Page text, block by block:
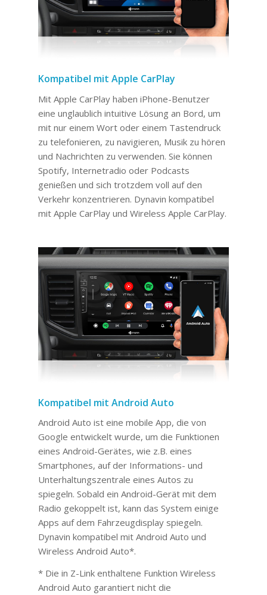
Kompatibel mit Apple CarPlay
Mit Apple CarPlay haben iPhone-Benutzer
eine unglaublich intuitive Lösung an Bord, um
mit nur einem Wort oder einem Tastendruck
zu telefonieren, zu navigieren, Musik zu hören
und Nachrichten zu verwenden. Sie können
Spotify, Internetradio oder Podcasts
genießen und sich trotzdem voll auf den
Verkehr konzentrieren. Dynavin kompatibel
mit Apple CarPlay und Wireless Apple CarPlay.
Kompatibel mit Android Auto
Android Auto ist eine mobile App, die von
Google entwickelt wurde, um die Funktionen
eines Android-Gerätes, wie z.B. eines
Smartphones, auf der Informations- und
Unterhaltungszentrale eines Autos zu
spiegeln. Sobald ein Android-Gerät mit dem
Radio gekoppelt ist, kann das System einige
Apps auf dem Fahrzeugdisplay spiegeln.
Dynavin kompatibel mit Android Auto und
Wireless Android Auto*.
* Die in Z-Link enthaltene Funktion Wireless
Android Auto garantiert nicht die